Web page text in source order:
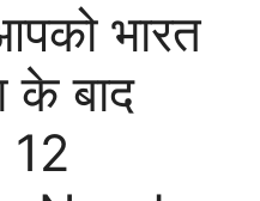
भारत
के बाद
12